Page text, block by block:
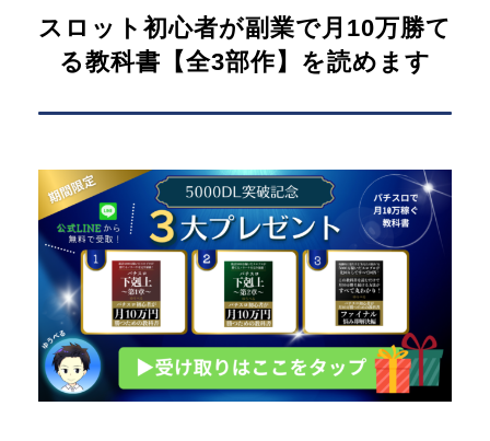
スロット初心者が副業で月10万勝て
る教科書【全3部作】を読めます